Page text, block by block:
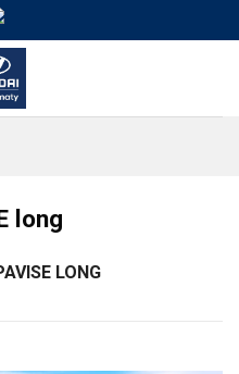
long
LONG